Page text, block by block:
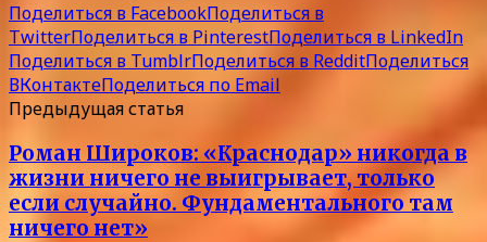
Поделиться в FacebookПоделиться в
TwitterПоделиться в PinterestПоделиться в LinkedIn
Поделиться в TumblrПоделиться в RedditПоделиться
ВКонтактеПоделиться по Email
Предыдущая статья
Роман Широков: «Краснодар» никогда в
жизни ничего не выигрывает, только
если случайно. Фундаментального там
ничего нет»